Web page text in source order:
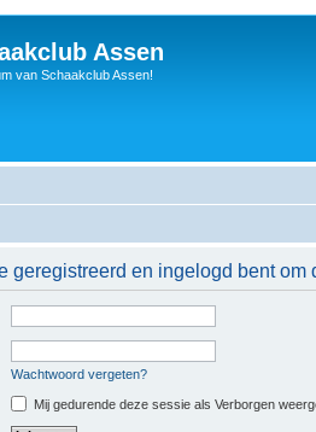
Assen
van Schaakclub Assen!
geregistreerd en ingelogd bent
Wachtwoord vergeten?
Mij gedurende deze sessie als Verborgen